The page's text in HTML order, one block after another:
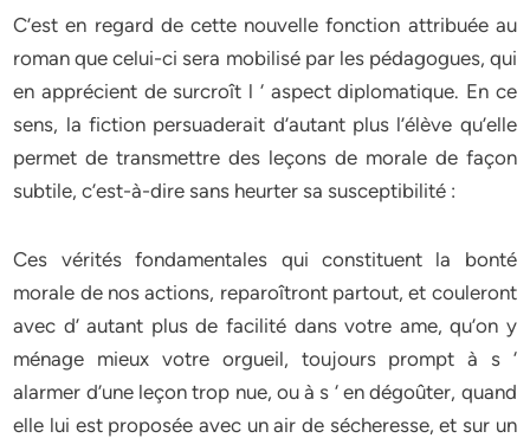
C’est en regard de cette nouvelle fonction attribuée au
roman que celui-ci sera mobilisé par les pédagogues, qui
en apprécient de surcroît l ‘ aspect diplomatique. En ce
sens, la fiction persuaderait d’autant plus l’élève qu’elle
permet de transmettre des leçons de morale de façon
subtile, c’est-à-dire sans heurter sa susceptibilité :
Ces vérités fondamentales qui constituent la bonté
morale de nos actions, reparoîtront partout, et couleront
avec d’ autant plus de facilité dans votre ame, qu’on y
ménage mieux votre orgueil, toujours prompt à s ‘
alarmer d’une leçon trop nue, ou à s ‘ en dégoûter, quand
elle lui est proposée avec un air de sécheresse, et sur un